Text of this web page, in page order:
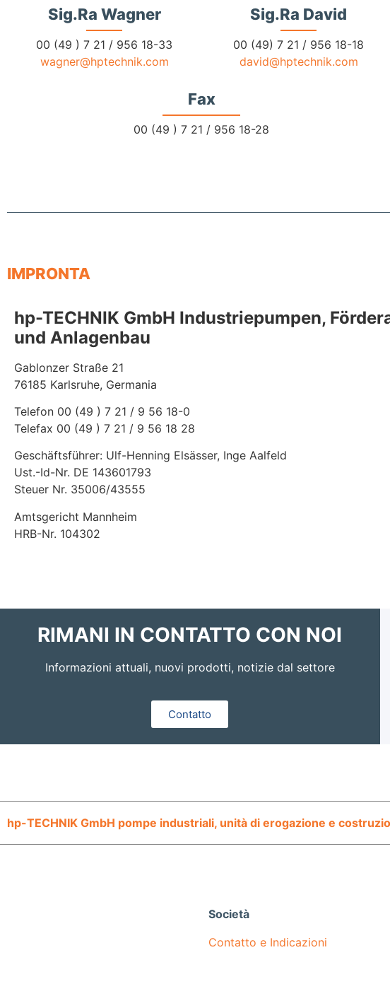
Sig.ra Wagner
00 (49 ) 7 21 / 956 18-33
wagner@hptechnik.com
Sig.ra David
00 (49) 7 21 / 956 18-18
david@hptechnik.com
Fax
00 (49 ) 7 21 / 956 18-28
IMPRONTA
hp-TECHNIK GmbH Industriepumpen,
und Anlagenbau
Gablonzer Straße 21
76185 Karlsruhe, Germania
Telefon 00 (49 ) 7 21 / 9 56 18-0
Telefax 00 (49 ) 7 21 / 9 56 18 28
Geschäftsführer: Ulf-Henning Elsässer, Inge Aalfeld
Ust.-Id-Nr. DE 143601793
Steuer Nr. 35006/43555
Amtsgericht Mannheim
HRB-Nr. 104302
RIMANI IN CONTATTO CON NOI
Informazioni attuali, nuovi prodotti, notizie dal settore
Contatto
hp-TECHNIK GmbH pompe industriali, unità di erogazione e
Società
Contatto e Indicazioni